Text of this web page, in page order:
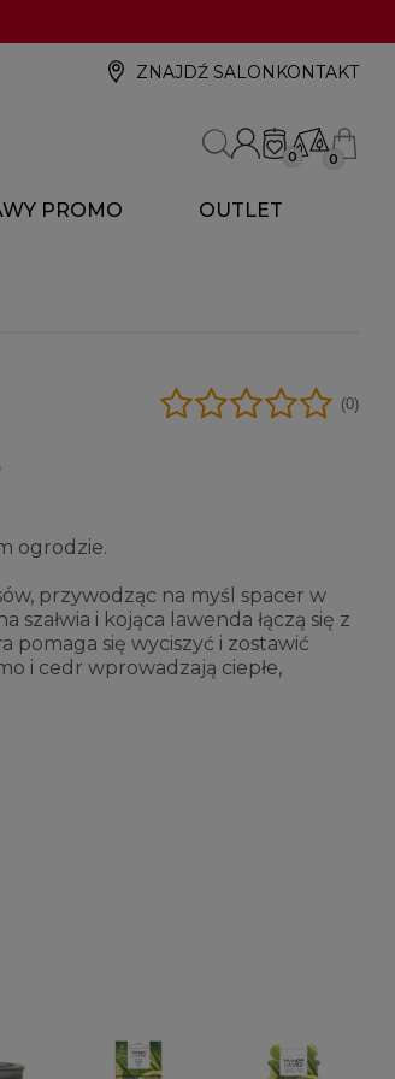
ZNAJDŹ SALON KONTAKT
0 0
PROMO OUTLET
(0)
ogrodzie.
przywodząc na myśl spacer w
i kojąca lawenda łączą się z
się wyciszyć i zostawić
i cedr wprowadzają ciepłe,